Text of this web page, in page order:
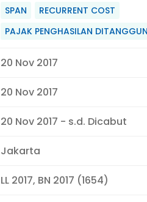
SPAN
RECURRENT COST
PAJAK PENGHASILAN
20 Nov 2017
20 Nov 2017
20 Nov 2017 - s.d. Dicabut
Jakarta
LL 2017, BN 2017 (1654)